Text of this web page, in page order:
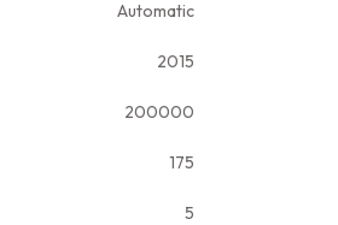
Automatic
2015
200000
175
5